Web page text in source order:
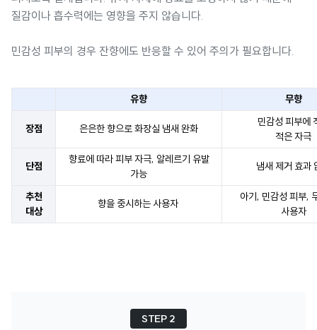
질감이나 흡수력에는 영향을 주지 않습니다.
민감성 피부의 경우 잔향에도 반응할 수 있어 주의가 필요합니다.
유향 무향
장점 은은한 향으로 화장실 냄새 완화
민감성 피부에
적은 자극
단점
향료에 따라 피부 자극, 알레르기 유발
가능
냄새 제거 효과
추천
대상
향을 중시하는 사용자
아기, 민감성 피부,
사용자
STEP 2